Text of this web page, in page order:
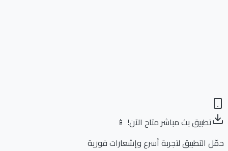
تطبيق بث مباشر متاح الآن! 📱
التطبيق لتجربة أسرع وإشعارات فورية